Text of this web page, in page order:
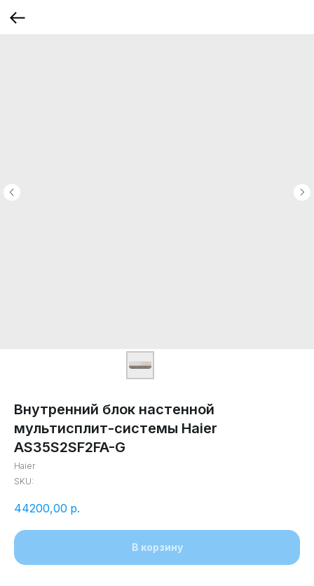
Внутренний блок настенной
мультисплит-системы Haier
AS35S2SF2FA-G
Haier
SKU:
44200,00 р.
В корзину